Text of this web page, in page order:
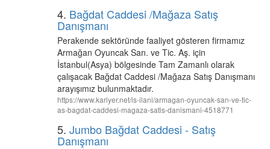
4. Bağdat Caddesi /Mağaza Satış
Danışmanı
Perakende sektöründe faaliyet gösteren firmamız
Armağan Oyuncak San. ve Tic. Aş. için
İstanbul(Asya) bölgesinde Tam Zamanlı olarak
çalışacak Bağdat Caddesi /Mağaza Satış Danışmanı
arayışımız bulunmaktadır.
https://www.kariyer.net/is-ilani/armagan-oyuncak-san-ve-tic-
as-bagdat-caddesi-magaza-satis-danismani-4518771
5. Jumbo Bağdat Caddesi - Satış
Danışmanı